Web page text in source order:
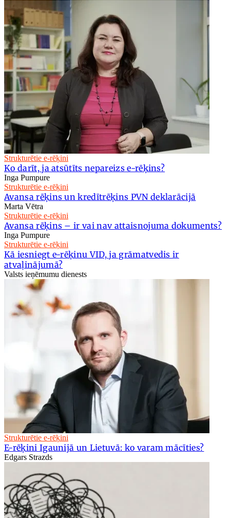
Strukturētie e-rēķini
Ko darīt, ja atsūtīts nepareizs e-rēķins?
Inga Pumpure
Strukturētie e-rēķini
Avansa rēķins un kredītrēķins PVN deklarācijā
Marta Vētra
Strukturētie e-rēķini
Avansa rēķins – ir vai nav attaisnojuma dokuments?
Inga Pumpure
Strukturētie e-rēķini
Kā iesniegt e-rēķinu VID, ja grāmatvedis ir
atvaļinājumā?
Valsts ieņēmumu dienests
Strukturētie e-rēķini
E-rēķini Igaunijā un Lietuvā: ko varam mācīties?
Edgars Strazds